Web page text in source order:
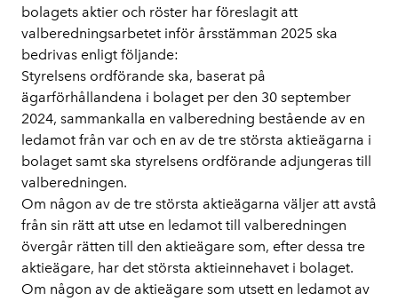
bolagets aktier och röster har föreslagit att
valberedningsarbetet inför årsstämman 2025 ska
bedrivas enligt följande:
Styrelsens ordförande ska, baserat på
ägarförhållandena i bolaget per den 30 september
2024, sammankalla en valberedning bestående av en
ledamot från var och en av de tre största aktieägarna i
bolaget samt ska styrelsens ordförande adjungeras till
valberedningen.
Om någon av de tre största aktieägarna väljer att avstå
från sin rätt att utse en ledamot till valberedningen
övergår rätten till den aktieägare som, efter dessa tre
aktieägare, har det största aktieinnehavet i bolaget.
Om någon av de aktieägare som utsett en ledamot av